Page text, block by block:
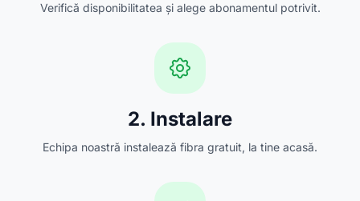
Verifică disponibilitatea și alege abonamentul potrivit.
2. Instalare
Echipa noastră instalează fibra gratuit, la tine acasă.